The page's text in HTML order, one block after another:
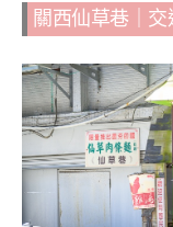
關西仙草巷｜